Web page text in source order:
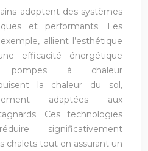
adoptent des systèmes
et performants. Les
allient l’esthétique
efficacité énergétique
pompes à chaleur
la chaleur du sol,
adaptées aux
Ces technologies
significativement
chalets tout en assurant un